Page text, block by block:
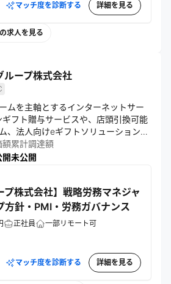
マッチ度を診断する 詳細を見る
求人を見る
ループ株式会社
ムを主軸とするインターネットサー
フト贈与サービスや、店頭引換可能
、法人向けeギフトソリューションを
のギフト体験支援も行い、国内外で
モチの循環を促進し、人々の絆を深
額
開
累計調達額
未公開
プ株式会社】戦略労務マネジャ
方針・PMI・労務ガバナンス
正社員
一部リモート可
マッチ度を診断する 詳細を見る